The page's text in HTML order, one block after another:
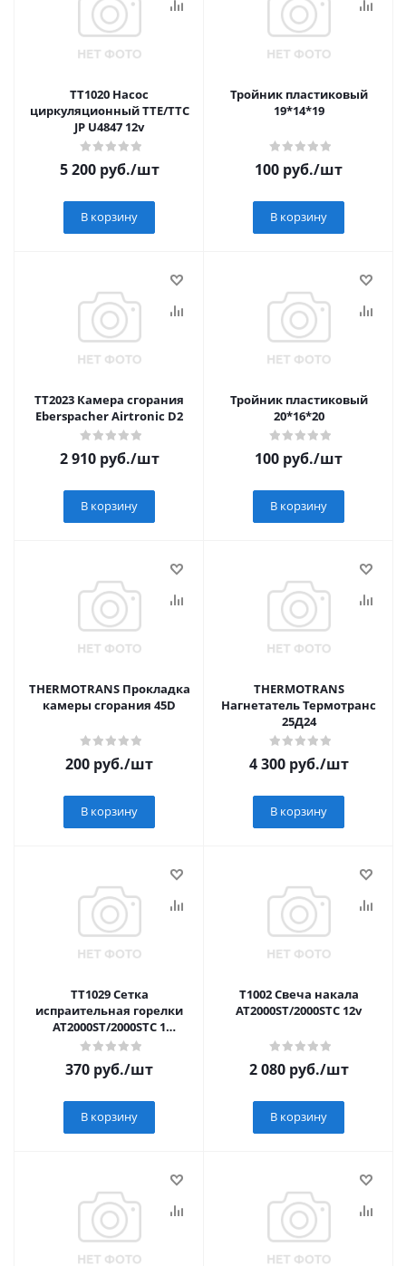
TT1020 Насос
циркуляционный TTE/TTC
JP U4847 12v
5 200руб./шт
В корзину
Тройник пластиковый
19*14*19
100 руб./шт
В корзину
TT2023 Камера сгорания
Eberspacher Airtronic D2
2 910руб./шт
В корзину
Тройник пластиковый
20*16*20
100 руб./шт
В корзину
THERMOTRANS Прокладка
камеры сгорания 45D
200 руб./шт
В корзину
THERMOTRANS
Нагнетатель Термотранс
25Д24
4 300руб./шт
В корзину
TT1029 Сетка
испраительная горелки
AT2000ST/2000STC 1
отверстие дизель
370 руб./шт
В корзину
T1002 Свеча накала
AT2000ST/2000STC 12v
2 080руб./шт
В корзину